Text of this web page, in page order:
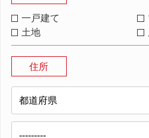
一戸建て
土地
住所